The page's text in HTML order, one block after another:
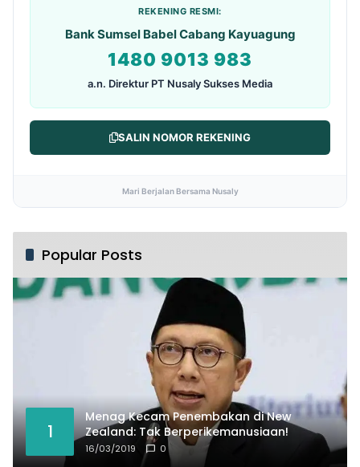
REKENING RESMI:
Bank Sumsel Babel Cabang Kayuagung
1480 9013 983
a.n. Direktur PT Nusaly Sukses Media
SALIN NOMOR REKENING
Mari Berjalan Bersama Nusaly
Popular Posts
1
Menag Kecam Penembakan di New
Zealand: Tak Berperikemanusiaan!
16/03/2019 0